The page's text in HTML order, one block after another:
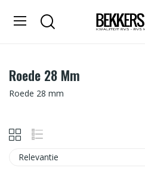
Roede 28 Mm
Roede 28 mm
Relevantie